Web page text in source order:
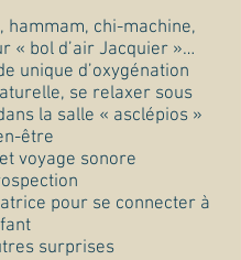
hammam, chi-machine,
« bol d’air Jacquier »…
unique d’oxygénation
se relaxer sous
la salle « asclépios »
être
voyage sonore
pour se connecter à
surprises